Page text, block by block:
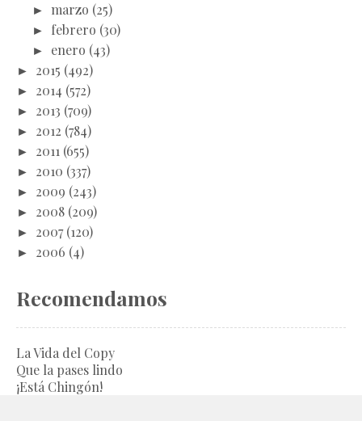
► marzo (25)
► febrero (30)
► enero (43)
► 2015 (492)
► 2014 (572)
► 2013 (709)
► 2012 (784)
► 2011 (655)
► 2010 (337)
► 2009 (243)
► 2008 (209)
► 2007 (120)
► 2006 (4)
Recomendamos
La Vida del Copy
Que la pases lindo
¡Está Chingón!